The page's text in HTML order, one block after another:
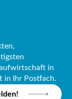
in
in Ihr Postfach.